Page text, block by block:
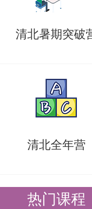
清北暑期突破
清北全年营
热门课程